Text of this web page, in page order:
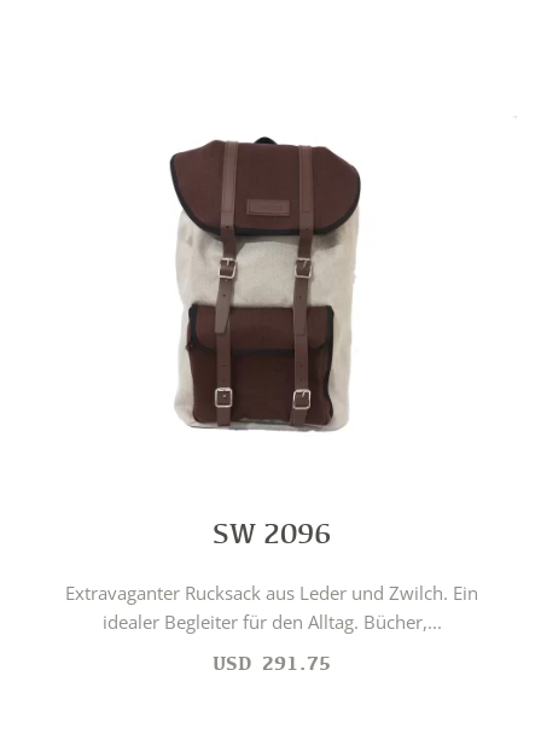
SW 2096
Extravaganter Rucksack aus Leder und Zwilch. Ein
idealer Begleiter für den Alltag. Bücher,...
USD 291.75